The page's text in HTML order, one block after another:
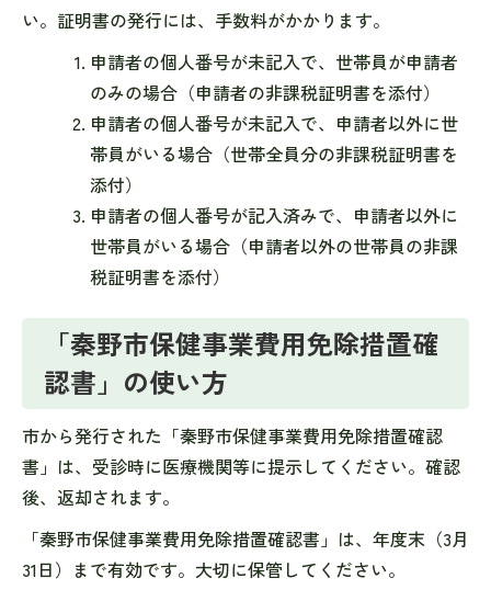
い。証明書の発行には、手数料がかかります。
申請者の個人番号が未記入で、世帯員が申請者
のみの場合（申請者の非課税証明書を添付）
申請者の個人番号が未記入で、申請者以外に世
帯員がいる場合（世帯全員分の非課税証明書を
添付）
申請者の個人番号が記入済みで、申請者以外に
世帯員がいる場合（申請者以外の世帯員の非課
税証明書を添付）
「秦野市保健事業費用免除措置確
認書」の使い方
市から発行された「秦野市保健事業費用免除措置確認
書」は、受診時に医療機関等に提示してください。確認
後、返却されます。
「秦野市保健事業費用免除措置確認書」は、年度末（3月
31日）まで有効です。大切に保管してください。